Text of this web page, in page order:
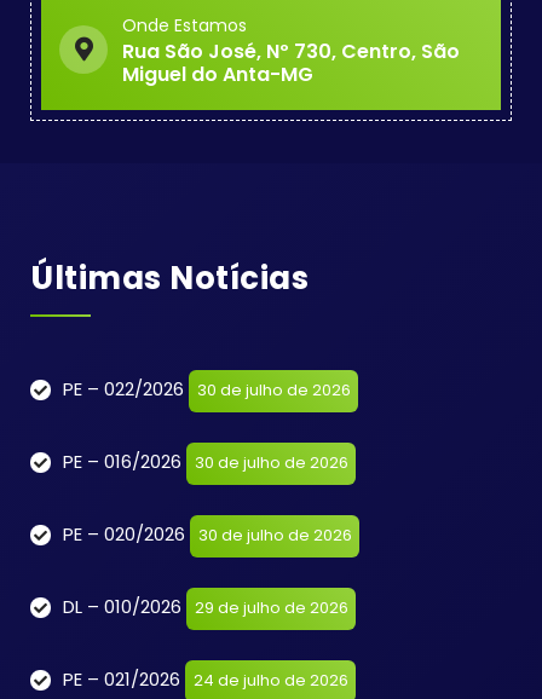
Onde Estamos
Rua São José, Nº 730, Centro, São
Miguel do Anta-MG
Últimas Notícias
PE – 022/2026 30 de julho de 2026
PE – 016/2026 30 de julho de 2026
PE – 020/2026 30 de julho de 2026
DL – 010/2026 29 de julho de 2026
PE – 021/2026 24 de julho de 2026